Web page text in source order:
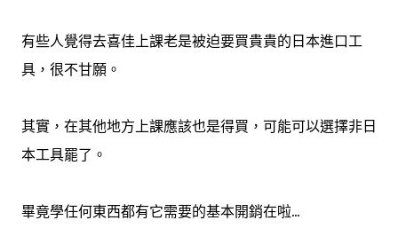
privacy seriously and take measures to provide all
visitors and users of Walk In The Cloud with a safe and
computer. Cookies are used to provide our system with
the basic information to provide the services you are
When someone v...
有些人覺得去喜佳上課老是被迫要買貴貴的日本進口工
具，很不甘願。
其實，在其他地方上課應該也是得買，可能可以選擇非日
本工具罷了。
畢竟學任何東西都有它需要的基本開銷在啦...